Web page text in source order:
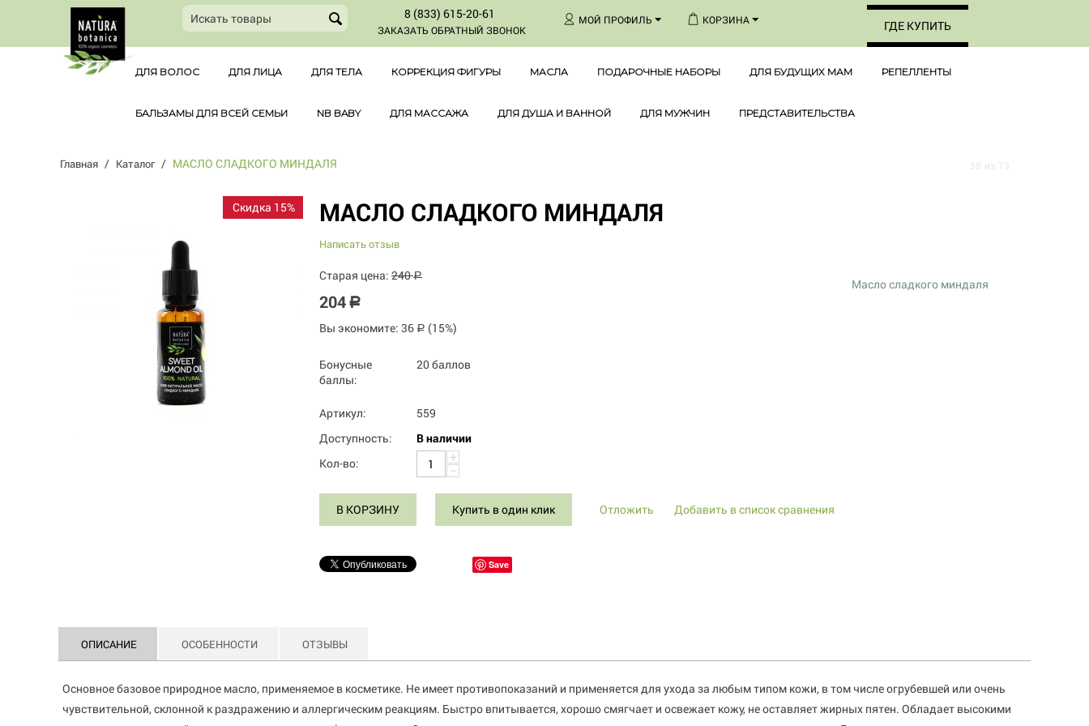
8 (833) 615-20-61
ЗАКАЗАТЬ ОБРАТНЫЙ ЗВОНОК
МОЙ ПРОФИЛЬ КОРЗИНА ГДЕ КУПИТЬ
ДЛЯ ВОЛОС ДЛЯ ЛИЦА ДЛЯ ТЕЛА КОРРЕКЦИЯ ФИГУРЫ МАСЛА ПОДАРОЧНЫЕ НАБОРЫ ДЛЯ БУДУЩИХ МАМ РЕПЕЛЛЕНТЫ
БАЛЬЗАМЫ ДЛЯ ВСЕЙ СЕМЬИ NB BABY ДЛЯ МАССАЖА ДЛЯ ДУША И ВАННОЙ ДЛЯ МУЖЧИН ПРЕДСТАВИТЕЛЬСТВА
Главная / Каталог / МАСЛО СЛАДКОГО МИНДАЛЯ 35 из 73
Скидка 15% МАСЛО СЛАДКОГО МИНДАЛЯ
Написать отзыв
Масло сладкого миндаля
Старая цена: 240 Р
204 Р
Вы экономите: 36 Р (15%)
Бонусные
баллы:
20 баллов
Артикул:
559
Доступность:
В наличии
Кол-во:
+
−
В КОРЗИНУ Купить в один клик Отложить Добавить в список сравнения
Save
ОПИСАНИЕ ОСОБЕННОСТИ ОТЗЫВЫ
Основное базовое природное масло, применяемое в косметике. Не имеет противопоказаний и применяется для ухода за любым типом кожи, в том числе огрубевшей или очень
чувствительной, склонной к раздражению и аллергическим реакциям. Быстро впитывается, хорошо смягчает и освежает кожу, не оставляет жирных пятен. Обладает высокими